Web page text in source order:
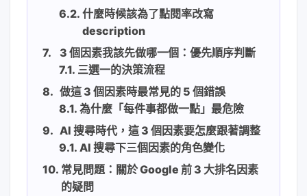
什麼時候該為了點閱率改寫
description
3 個因素我該先做哪一個：優先順序判斷
三選一的決策流程
做這 3 個因素時最常見的 5 個錯誤
為什麼「每件事都做一點」最危險
AI 搜尋時代，這 3 個因素要怎麼跟著調整
AI 搜尋下三個因素的角色變化
常見問題：關於 Google 前 3 大排名因素
的疑問